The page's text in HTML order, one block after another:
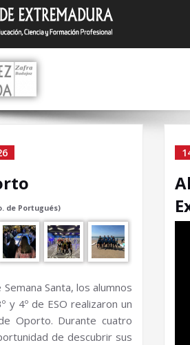
de Portugués)
Santa, los alumnos
y 4º de ESO realizaron un
Oporto. Durante cuatro
de descubrir sus